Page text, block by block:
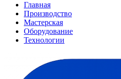
Главная
Производство
Мастерская
Оборудование
Технологии